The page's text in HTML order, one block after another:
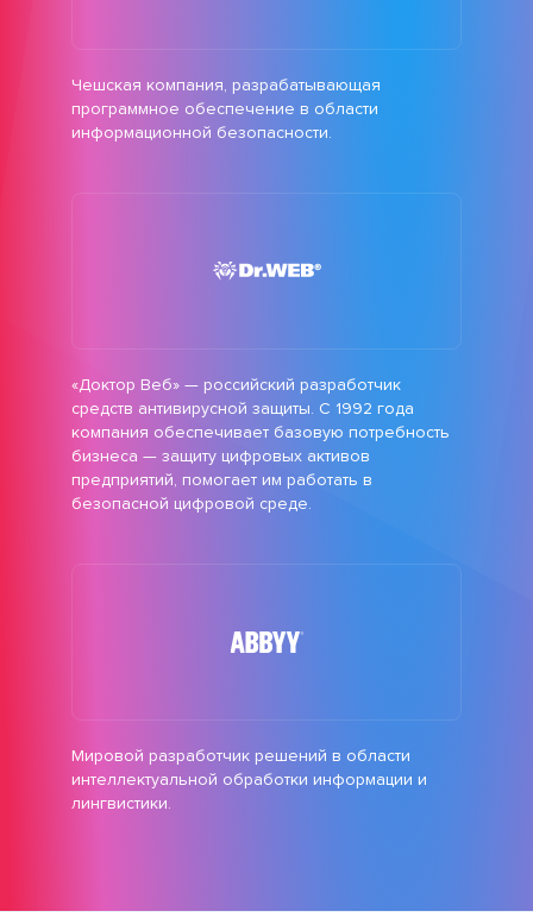
Чешская компания, разрабатывающая
программное обеспечение в области
информационной безопасности.
«Доктор Веб» — российский разработчик
средств антивирусной защиты. С 1992 года
компания обеспечивает базовую потребность
бизнеса — защиту цифровых активов
предприятий, помогает им работать в
безопасной цифровой среде.
Мировой разработчик решений в области
интеллектуальной обработки информации и
лингвистики.